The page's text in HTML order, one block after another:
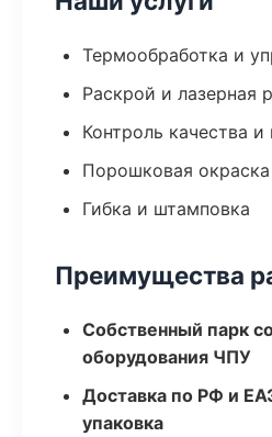
Термообработка и
Раскрой и лазерная
Контроль качества
Порошковая окраска
Гибка и штамповка
Преимущества
Собственный парк
оборудования ЧПУ
Доставка по РФ и
упаковка